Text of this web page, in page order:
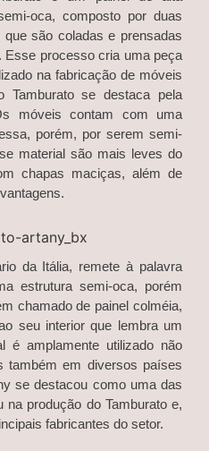
oca, composto por duas
são coladas e prensadas
Esse processo cria uma peça
na fabricação de móveis
se destaca pela
móveis contam com uma
porém, por serem semi-
material são mais leves do
chapas maciças, além de
da Itália, remete à palavra
estrutura semi-oca, porém
chamado de painel colméia,
seu interior que lembra um
é amplamente utilizado não
também em diversos países
se destacou como uma das
produção do Tamburato e,
fabricantes do setor.